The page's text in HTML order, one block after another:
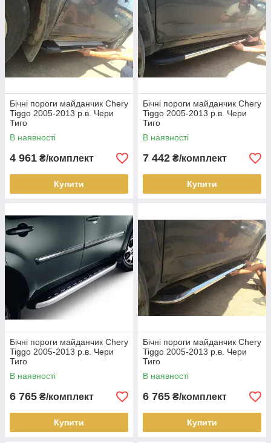
Бічні пороги майданчик Chery
Tiggo 2005-2013 р.в. Чери
Тиго
В наявності
4 961 ₴/комплект
Купити
Бічні пороги майданчик Chery
Tiggo 2005-2013 р.в. Чери
Тиго
В наявності
7 442 ₴/комплект
Купити
Бічні пороги майданчик Chery
Tiggo 2005-2013 р.в. Чери
Тиго
В наявності
6 765 ₴/комплект
Купити
Бічні пороги майданчик Chery
Tiggo 2005-2013 р.в. Чери
Тиго
В наявності
6 765 ₴/комплект
Купити